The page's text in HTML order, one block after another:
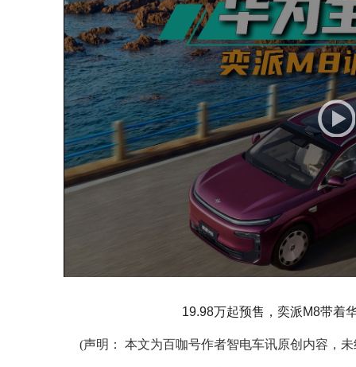
19.98万起预售，奕派M8带着
(声明： 本文为百咖号作者智电车讯原创内容，